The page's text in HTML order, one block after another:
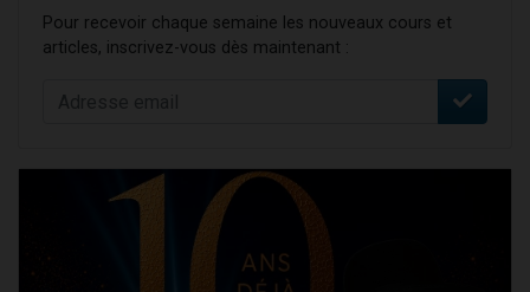
Pour recevoir chaque semaine les nouveaux cours et
articles, inscrivez-vous dès maintenant :